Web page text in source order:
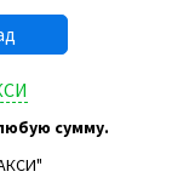
сумму.